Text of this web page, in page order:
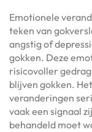
Emotionele
teken van
angstig of
gokken. Deze
risicovoller
blijven gokken.
veranderingen
vaak een signaal
behandeld moet